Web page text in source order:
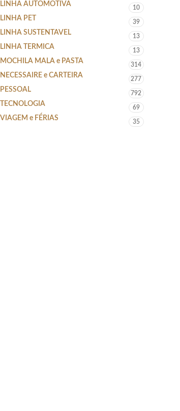
LINHA AUTOMOTIVA 10
LINHA PET 39
LINHA SUSTENTAVEL 13
LINHA TERMICA 13
MOCHILA MALA e PASTA 314
NECESSAIRE e CARTEIRA 277
PESSOAL 792
TECNOLOGIA 69
VIAGEM e FÉRIAS 35